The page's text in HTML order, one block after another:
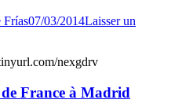
Frías07/03/2014Laisser un
nexgdrv
France à Madrid